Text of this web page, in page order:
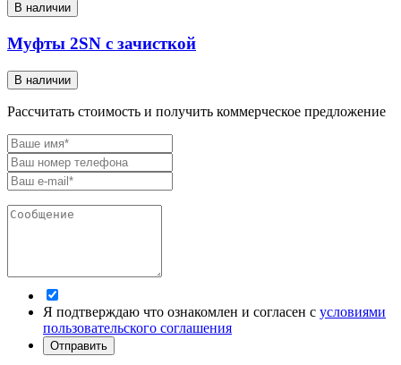
В наличии
Муфты 2SN с зачисткой
В наличии
Рассчитать стоимость и получить коммерческое предложение
Я подтверждаю что ознакомлен и согласен с условиями
пользовательского соглашения
Отправить